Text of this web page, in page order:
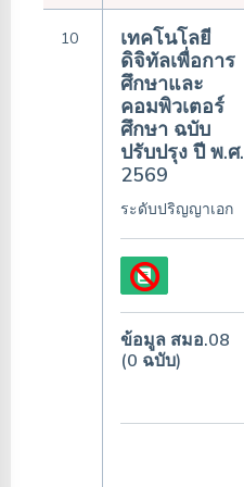
10
เทคโนโลยี
ดิจิทัลเพื่อการ
ศึกษาและ
คอมพิวเตอร์
ศึกษา ฉบับ
ปรับปรุง ปี พ.ศ.
2569
ระดับปริญญาเอก
ข้อมูล สมอ.08
(0 ฉบับ)